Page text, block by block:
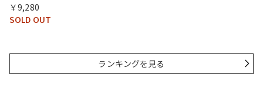
￥9,280
SOLD OUT
ランキングを見る